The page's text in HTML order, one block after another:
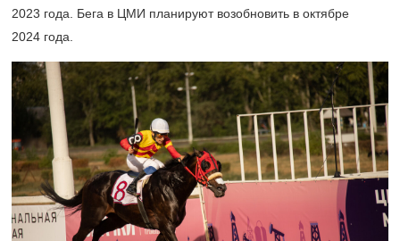
2023 года. Бега в ЦМИ планируют возобновить в октябре
2024 года.